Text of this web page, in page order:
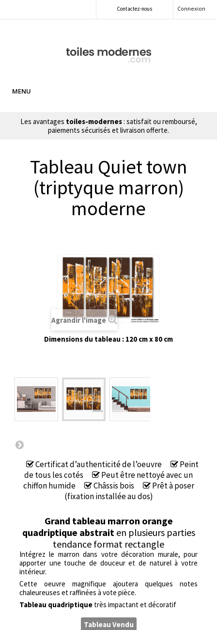
Connexion
Contactez-nous
MENU
Les avantages toiles-modernes: satisfait ou remboursé,
paiements sécurisés et livraison offerte.
Tableau Quiet town
(triptyque marron)
moderne
Agrandir l'image
Dimensions du tableau : 120 cm x 80 cm
Certificat d’authenticité de l’oeuvre
Peint
de tous les cotés
Peut être nettoyé avec un
chiffon humide
Châssis bois
Prêt à poser
(fixation installée au dos)
Grand tableau marron orange
quadriptique abstraiten plusieurs parties
tendance format rectangle
Intégrez le marron dans votre décoration murale, pour
apporter une touche de douceur et de naturel à votre
intérieur.
Cette oeuvre magnifique ajoutera quelques notes
chaleureuses et raffinées à vote pièce.
Tableau quadriptique très impactant et décoratif
Tableau Vendu